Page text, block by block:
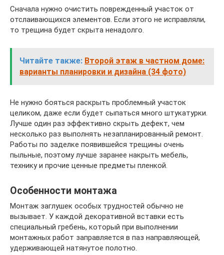
Сначала нужно очистить поврежденный участок от
отслаивающихся элементов. Если этого не исправляли,
то трещина будет скрыта ненадолго.
Читайте также: Второй этаж в частном доме:
варианты планировки и дизайна (34 фото)
Не нужно бояться раскрыть проблемный участок
целиком, даже если будет сыпаться много штукатурки.
Лучше один раз эффективно скрыть дефект, чем
несколько раз выполнять незапланированный ремонт.
Работы по заделке появившейся трещины очень
пыльные, поэтому лучше заранее накрыть мебель,
технику и прочие ценные предметы пленкой.
Особенности монтажа
Монтаж заглушек особых трудностей обычно не
вызывает. У каждой декоративной вставки есть
специальный гребень, который при выполнении
монтажных работ заправляется в паз направляющей,
удерживающей натянутое полотно.